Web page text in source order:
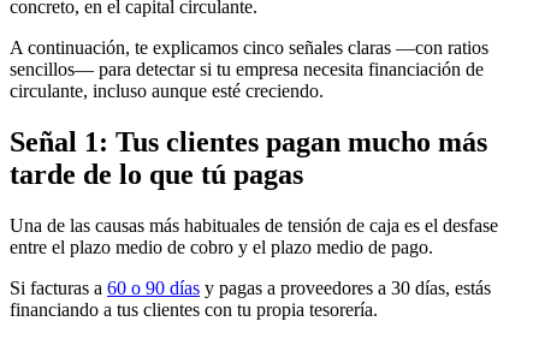
concreto, en el capital circulante.
A continuación, te explicamos cinco señales claras —con ratios
sencillos— para detectar si tu empresa necesita financiación de
circulante, incluso aunque esté creciendo.
Señal 1: Tus clientes pagan mucho más
tarde de lo que tú pagas
Una de las causas más habituales de tensión de caja es el desfase
entre el plazo medio de cobro y el plazo medio de pago.
Si facturas a 60 o 90 días y pagas a proveedores a 30 días, estás
financiando a tus clientes con tu propia tesorería.